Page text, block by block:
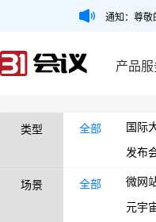
通知：尊敬
产品
类型 全部 国际
发布
场景 全部 微网
元宇